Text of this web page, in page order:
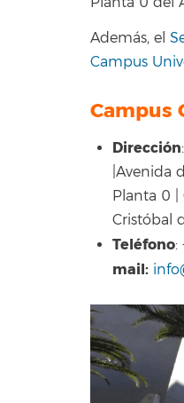
Además, el
Campus
Campus
Dirección
|Avenida
Planta 0 |
Cristóbal
Teléfono:
mail: